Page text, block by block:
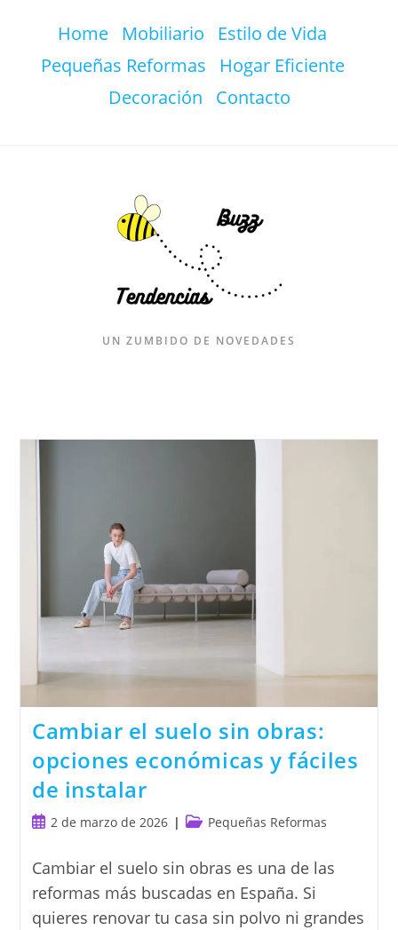
Home Mobiliario
Estilo de Vida
Pequeñas Reformas
Hogar Eficiente
Decoración
Contacto
UN ZUMBIDO DE NOVEDADES
Cambiar el suelo sin obras:
opciones económicas y fáciles
de instalar
Publicación
la
entrada:
2 de marzo de 2026
Categoría
entrada:
Pequeñas Reformas
Cambiar el suelo sin obras es una de las
reformas más buscadas en España. Si
quieres renovar tu casa sin polvo ni grandes